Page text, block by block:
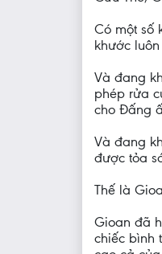
Có một số
khước
Và đang
phép rửa
cho Đấng
Và đang
được tỏa
Thế là
Gioan đã
chiếc bình